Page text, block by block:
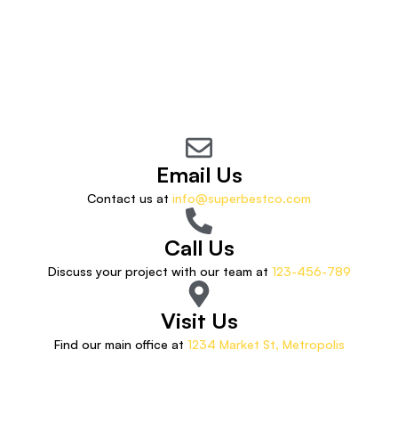
Email Us
Contact us at info@superbestco.com
Call Us
Discuss your project with our team at 123-456-789
Visit Us
Find our main office at 1234 Market St, Metropolis